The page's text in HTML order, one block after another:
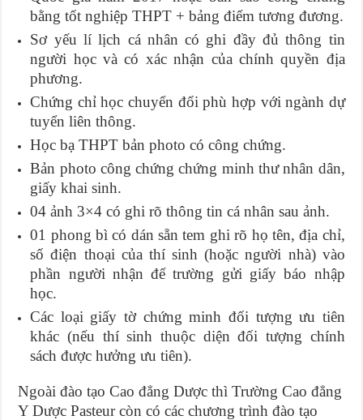
bằng tốt nghiệp THPT + bảng điểm tương đương.
Sơ yếu lí lịch cá nhân có ghi đầy đủ thông tin
người học và có xác nhận của chính quyền địa
phương.
Chứng chỉ học chuyển đổi phù hợp với ngành dự
tuyển liên thông.
Học bạ THPT bản photo có công chứng.
Bản photo công chứng chứng minh thư nhân dân,
giấy khai sinh.
04 ảnh 3×4 có ghi rõ thông tin cá nhân sau ảnh.
01 phong bì có dán sẵn tem ghi rõ họ tên, địa chỉ,
số điện thoại của thí sinh (hoặc người nhà) vào
phần người nhận để trường gửi giấy báo nhập
học.
Các loại giấy tờ chứng minh đối tượng ưu tiên
khác (nếu thí sinh thuộc diện đối tượng chính
sách được hưởng ưu tiên).
Ngoài đào tạo Cao đẳng Dược thì Trường Cao đẳng
Y Dược Pasteur còn có các chương trình đào tạo